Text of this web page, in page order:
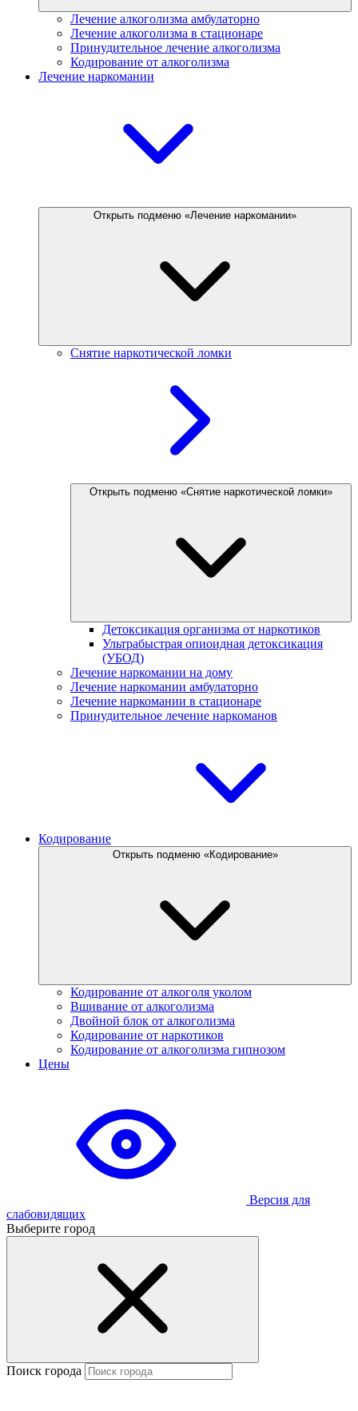
Лечение алкоголизма амбулаторно
Лечение алкоголизма в стационаре
Принудительное лечение алкоголизма
Кодирование от алкоголизма
Лечение наркомании
Открыть подменю «Лечение наркомании»
Снятие наркотической ломки
Открыть подменю «Снятие наркотической ломки»
Детоксикация организма от наркотиков
Ультрабыстрая опиоидная детоксикация
(УБОД)
Лечение наркомании на дому
Лечение наркомании амбулаторно
Лечение наркомании в стационаре
Принудительное лечение наркоманов
Кодирование
Открыть подменю «Кодирование»
Кодирование от алкоголя уколом
Вшивание от алкоголизма
Двойной блок от алкоголизма
Кодирование от наркотиков
Кодирование от алкоголизма гипнозом
Цены
Версия для
слабовидящих
Выберите город
Поиск города